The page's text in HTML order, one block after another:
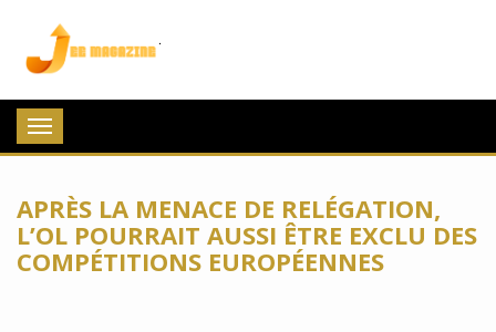
Toggle
navigation
APRÈS LA MENACE DE RELÉGATION,
L’OL POURRAIT AUSSI ÊTRE EXCLU DES
COMPÉTITIONS EUROPÉENNES